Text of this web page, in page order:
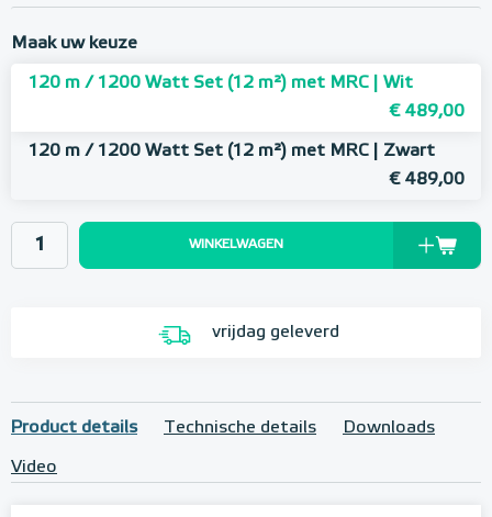
Maak uw keuze
120 m / 1200 Watt Set (12 m²) met MRC | Wit
€ 489,00
120 m / 1200 Watt Set (12 m²) met MRC | Zwart
€ 489,00
WINKELWAGEN
vrijdag geleverd
Product details Technische details Downloads
Video